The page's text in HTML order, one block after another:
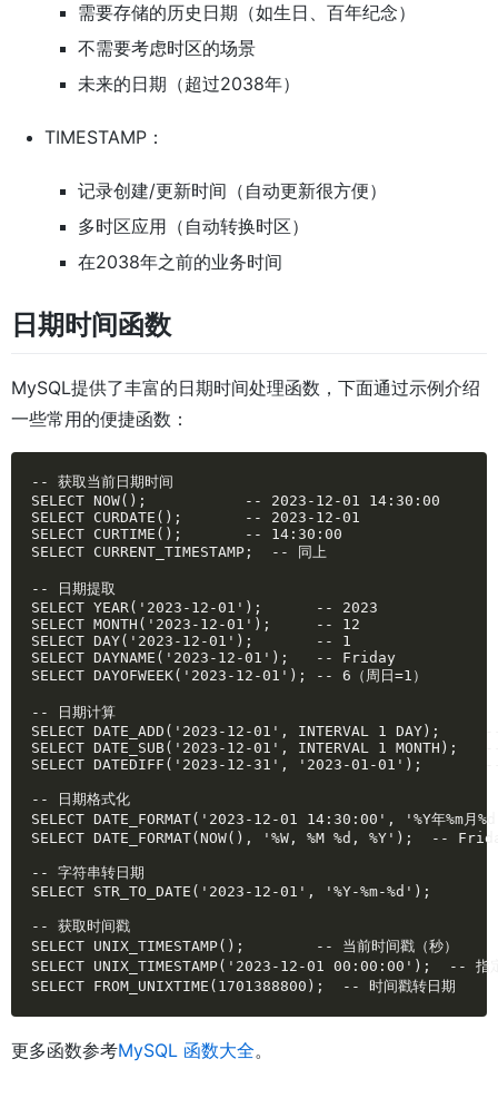
需要存储的历史日期（如生日、百年纪念）
不需要考虑时区的场景
未来的日期（超过2038年）
TIMESTAMP：
记录创建/更新时间（自动更新很方便）
多时区应用（自动转换时区）
在2038年之前的业务时间
日期时间函数
MySQL提供了丰富的日期时间处理函数，下面通过示例介绍
一些常用的便捷函数：
-- 获取当前日期时间
SELECT NOW();           -- 2023-12-01 14:30:00
SELECT CURDATE();       -- 2023-12-01
SELECT CURTIME();       -- 14:30:00
SELECT CURRENT_TIMESTAMP;  -- 同上
-- 日期提取
SELECT YEAR('2023-12-01');      -- 2023
SELECT MONTH('2023-12-01');     -- 12
SELECT DAY('2023-12-01');       -- 1
SELECT DAYNAME('2023-12-01');   -- Friday
SELECT DAYOFWEEK('2023-12-01'); -- 6（周日=1）
-- 日期计算
SELECT DATE_ADD('2023-12-01', INTERVAL 1 DAY);
SELECT DATE_SUB('2023-12-01', INTERVAL 1 MONTH);
SELECT DATEDIFF('2023-12-31', '2023-01-01');
-- 日期格式化
SELECT DATE_FORMAT('2023-12-01 14:30:00', '%Y年%m
SELECT DATE_FORMAT(NOW(), '%W, %M %d, %Y');  --
-- 字符串转日期
SELECT STR_TO_DATE('2023-12-01', '%Y-%m-%d');
-- 获取时间戳
SELECT UNIX_TIMESTAMP();        -- 当前时间戳（秒）
SELECT UNIX_TIMESTAMP('2023-12-01 00:00:00');  -- 指
SELECT FROM_UNIXTIME(1701388800);  -- 时间戳转日期
更多函数参考MySQL 函数大全。